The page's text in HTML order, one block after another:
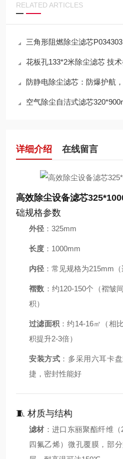
RELATED ARTICLES
三角形阻燃除尘滤芯
花板孔133*2米除尘滤芯 技
防静电除尘滤芯：防爆护航，高
空气除尘自洁式滤芯
详细介绍 在线留言
高效除尘设备滤芯
础规格参数
外径 ：325mm
长度 ：1000mm
内径 ：常见规格为215mm
褶数 ：约120-150个（褶皱
积）
过滤面积 ：约14-16㎡（相
积提升2-3倍）
安装方式 ：多采用六耳卡
捷，密封性能好
🧵 材质与结构
滤材 ：进口东丽聚酯纤维
四氟乙烯）微孔覆膜，部